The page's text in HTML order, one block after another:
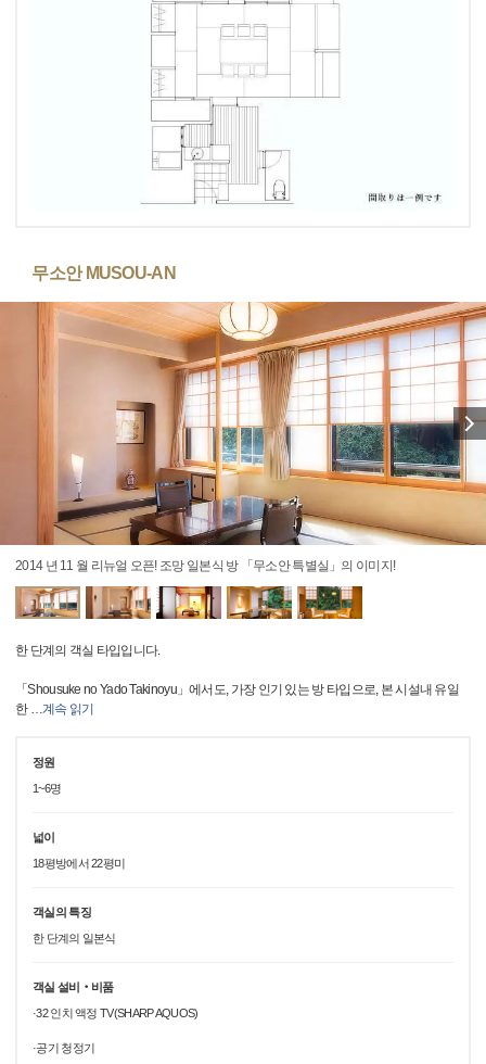
무소안 MUSOU-AN
2014 년 11 월 리뉴얼 오픈! 조망 일본식 방 「무소안 특별실」의 이미지!
한 단계의 객실 타입입니다.
「Shousuke no Yado Takinoyu」에서도, 가장 인기 있는 방 타입으로, 본 시설내 유일
한 …계속 읽기
정원
1~6명
넓이
18평방에서 22평미
객실의 특징
한 단계의 일본식
객실 설비‧비품
·32 인치 액정 TV(SHARP AQUOS)
·공기 청정기